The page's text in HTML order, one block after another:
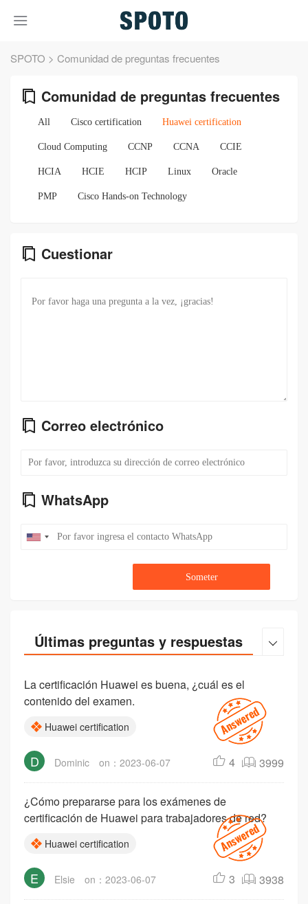
SPOTO > Comunidad de preguntas frecuentes
Comunidad de preguntas frecuentes
All Cisco certification Huawei certification
Cloud Computing CCNP CCNA CCIE
HCIA HCIE HCIP Linux Oracle
PMP Cisco Hands-on Technology
Cuestionar
Correo electrónico
WhatsApp
Someter
Últimas preguntas y respuestas 
La certificación Huawei es buena, ¿cuál es el
contenido del examen.
Huawei certification
D Dominic on：2023-06-07 4 3999
¿Cómo prepararse para los exámenes de
certificación de Huawei para trabajadores de red?
Huawei certification
E Elsie on：2023-06-07 3 3938